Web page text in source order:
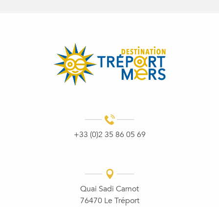
+33 (0)2 35 86 05 69
Quai Sadi Carnot
76470 Le Tréport